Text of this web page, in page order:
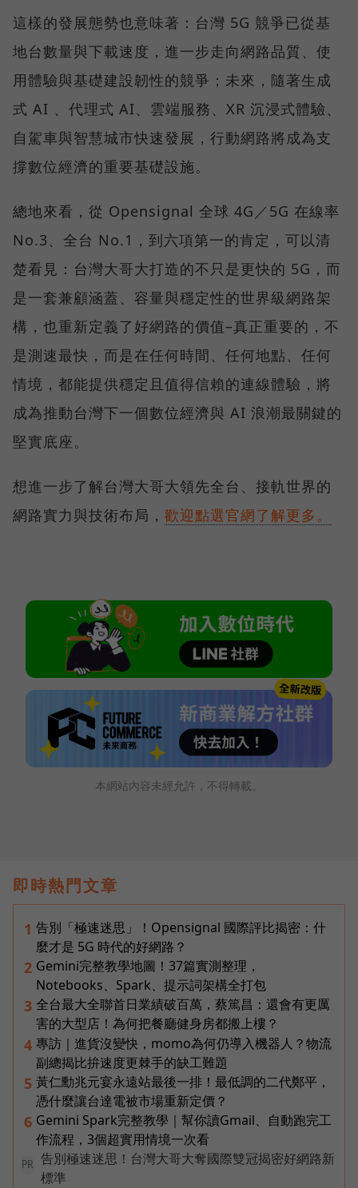
這樣的發展態勢也意味著：台灣 5G 競爭已從基
地台數量與下載速度，進一步走向網路品質、使
用體驗與基礎建設韌性的競爭；未來，隨著生成
式 AI 、代理式 AI、雲端服務、XR 沉浸式體驗、
自駕車與智慧城市快速發展，行動網路將成為支
撐數位經濟的重要基礎設施。
總地來看，從 Opensignal 全球 4G／5G 在線率
No.3、全台 No.1，到六項第一的肯定，可以清
楚看見：台灣大哥大打造的不只是更快的 5G，而
是一套兼顧涵蓋、容量與穩定性的世界級網路架
構，也重新定義了好網路的價值–真正重要的，不
是測速最快，而是在任何時間、任何地點、任何
情境，都能提供穩定且值得信賴的連線體驗，將
成為推動台灣下一個數位經濟與 AI 浪潮最關鍵的
堅實底座。
想進一步了解台灣大哥大領先全台、接軌世界的
網路實力與技術布局， 歡迎點選官網了解更多。
本網站內容未經允許，不得轉載。
即時熱門文章
1 告別「極速迷思」！Opensignal 國際評比揭密：什
麼才是 5G 時代的好網路？
2 Gemini完整教學地圖！37篇實測整理，
Notebooks、Spark、提示詞架構全打包
3 全台最大全聯首日業績破百萬，蔡篤昌：還會有更厲
害的大型店！為何把餐廳健身房都搬上樓？
4 專訪｜進貨沒變快，momo為何仍導入機器人？物流
副總揭比拚速度更棘手的缺工難題
5 黃仁勳兆元宴永遠站最後一排！最低調的二代鄭平，
憑什麼讓台達電被市場重新定價？
6 Gemini Spark完整教學｜幫你讀Gmail、自動跑完工
作流程，3個超實用情境一次看
PR
告別極速迷思！台灣大哥大奪國際雙冠揭密好網路新
標準